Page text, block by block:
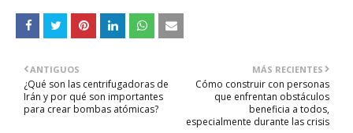
MÁS RECIENTES
Cómo construir con personas
que enfrentan obstáculos
beneficia a todos,
especialmente durante las crisis
ANTIGUOS
¿Qué son las centrifugadoras de
Irán y por qué son importantes
para crear bombas atómicas?